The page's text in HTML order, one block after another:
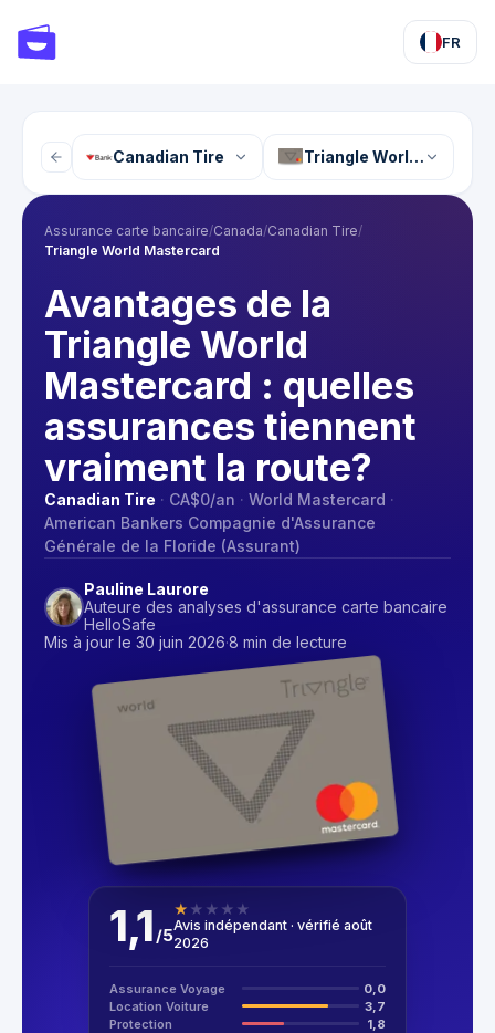
FR
Canadian Tire Triangle World
Assurance carte bancaire/Canada/Canadian Tire/
Triangle World Mastercard
Avantages de la
Triangle World
Mastercard : quelles
assurances tiennent
vraiment la route?
Canadian Tire · CA$0/an · World Mastercard ·
American Bankers Compagnie d'Assurance
Générale de la Floride (Assurant)
Pauline Laurore
Auteure des analyses d'assurance carte bancaire
HelloSafe
Mis à jour le 30 juin 2026·8 min de lecture
1,1 /5
★ ★ ★ ★ ★
Avis indépendant · vérifié août
2026
Assurance Voyage
0,0
Location Voiture
3,7
Protection
1,8